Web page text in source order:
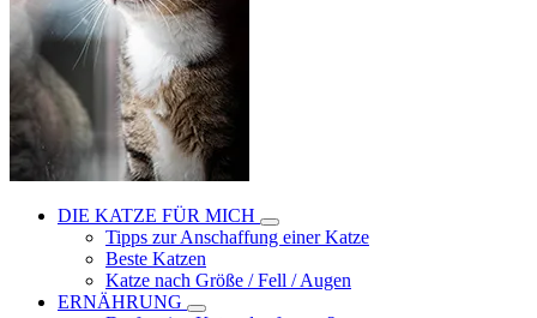
DIE KATZE FÜR MICH
Tipps zur Anschaffung einer Katze
Beste Katzen
Katze nach Größe / Fell / Augen
ERNÄHRUNG